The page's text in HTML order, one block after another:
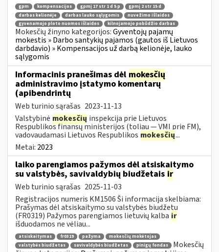
gpm kompensacijos gpmį 17 str 1 d 5 p
gpmį 2 str 15 d
darbas kelionėje
darbas lauko sąlygomis
nuvežimo išlaidos
gyvenamojo ploto nuomos išlaidos
kilnojamojo pobūdžio darbas
Mokesčių žinyno kategorijos:Gyventojų pajamų
mokestis » Darbo santykių pajamos (gautos iš Lietuvos
darbdavio) » Kompensacijos už darbą kelionėje, lauko
sąlygomis
Informacinis pranešimas dėl mokesčių
administravimo įstatymo komentarų
(apibendrintų
Web turinio sąrašas 2023-11-13
Valstybinė mokesčių inspekcija prie Lietuvos
Respublikos finansų ministerijos (toliau — VMI prie FM),
vadovaudamasi Lietuvos Respublikos mokesčių...
Metai: 2023
laiko parengiamos pažymos dėl atsiskaitymo
su valstybės, savivaldybių biudžetais ir
Web turinio sąrašas 2025-11-03
Registracijos numeris KM1506 Ši informacija skelbiama:
Prašymas dėl atsiskaitymo su valstybės biudžetu
(FR0319) Pažymos parengiamos lietuvių kalba ir
išduodamos ne vėliau...
atsiskaitymas fr0319 pažyma
mokesčių mokėtojas
valstybės biudžetas
savivaldybės biudžetas pinigų fondas
Mokesčių